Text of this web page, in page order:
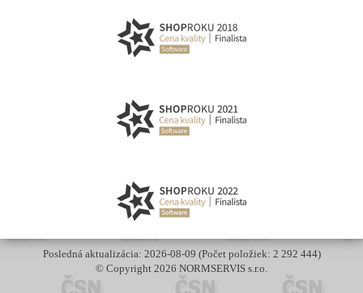
Posledná aktualizácia: 2026-08-09 (Počet položiek: 2 292 444)
© Copyright 2026 NORMSERVIS s.r.o.